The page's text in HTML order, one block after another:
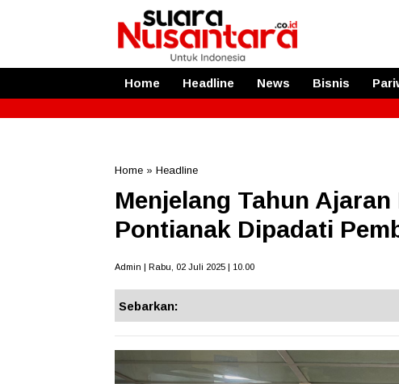
Home Headline News Bisnis
Home » Headline
Menjelang Tahun
Pontianak Dipadati
Admin | Rabu, 02 Juli 2025 | 10.00
Sebarkan: